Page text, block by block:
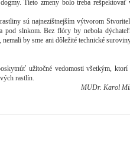
Tieto zmeny bolo treba rešpektovať
sú najnezištnejším výtvorom
pod slnkom. Bez flóry by nebola
by sme ani dôležité technické
užitočné vedomosti všetkým, ktorí
rastlín.
MUDr. Karol